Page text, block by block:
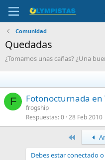
Comunidad
Quedadas
¿Tomamos unas cañas? ¿Una
F Fotonocturnada en
frogship
Respuestas 0 28 Feb 2010
Primero
Debes estar conectado